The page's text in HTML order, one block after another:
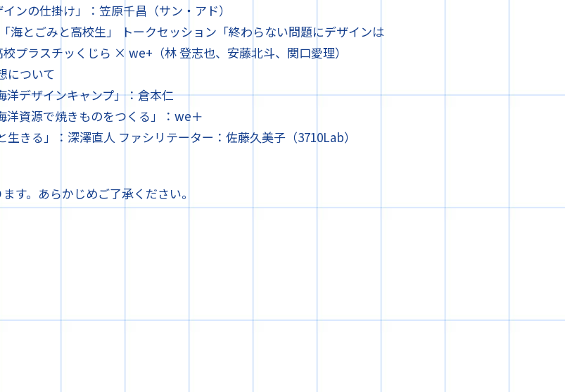
ンの仕掛け」：笠原千昌（サン・アド）
とごみと高校生」 トークセッション「終わらない問題にデザインは
プラスチッくじら × we+（林 登志也、安藤北斗、関口愛理）
について
デザインキャンプ」：倉本仁
資源で焼きものをつくる」：we＋
きる」：深澤直人 ファシリテーター：佐藤久美子（3710Lab）
す。あらかじめご了承ください。